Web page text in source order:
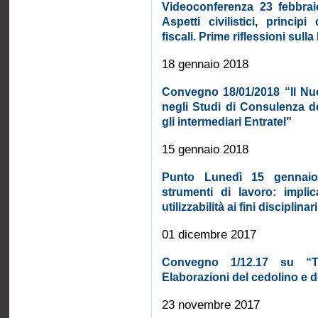
Videoconferenza 23
Aspetti civilistici, principi
fiscali. Prime riflessioni sulla
18 gennaio 2018
Convegno 18/01/2018 “Il
negli Studi di Consulenza
gli intermediari Entratel”
15 gennaio 2018
Punto Lunedì 15
strumenti di lavoro:
utilizzabilità ai fini
01 dicembre 2017
Convegno 1/12.17 su
Elaborazioni del cedolino e
23 novembre 2017